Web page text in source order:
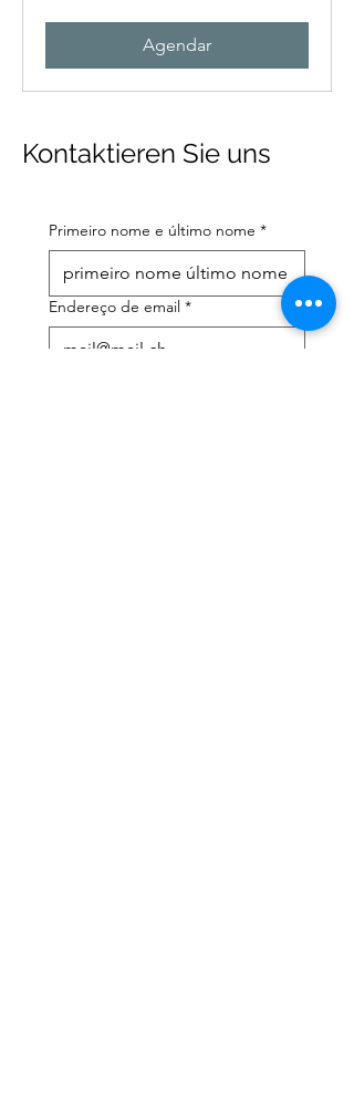
Agendar
Kontaktieren Sie uns
Primeiro nome e último nome *
Endereço de email *